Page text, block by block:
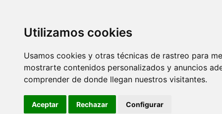
Utilizamos cookies
Usamos cookies y otras técnicas de rastreo para
mostrarte contenidos personalizados y anuncios
comprender de donde llegan nuestros visitantes.
Aceptar Rechazar Configurar